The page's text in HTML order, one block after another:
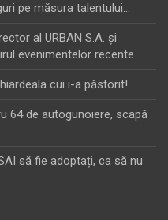
pe măsura talentului…
al URBAN S.A. şi
evenimentelor recente
cui i-a păstorit!
64 de autogunoiere, scapă
să fie adoptați, ca să nu